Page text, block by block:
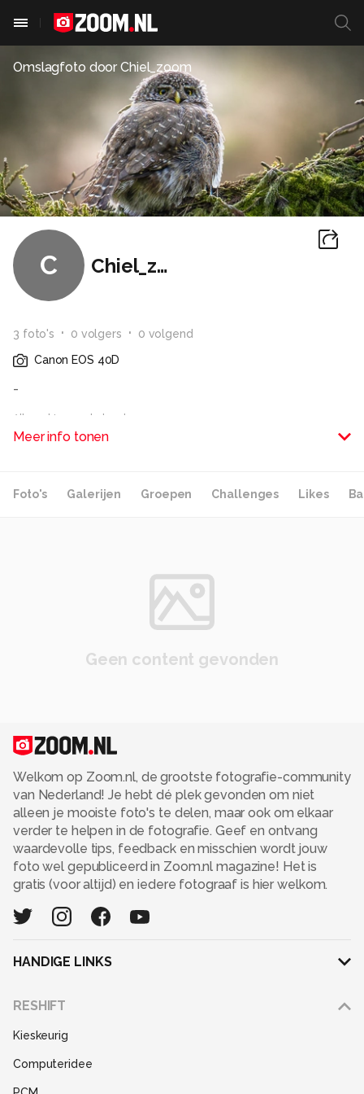
Omslagfoto doorChiel_zoom
C Chiel_zoom
3 foto's 0 volgers 0 volgend
Canon EOS 40D
-
Alle rechten voorbehouden
Meer info tonen
Foto's Galerijen Groepen Challenges Likes
Geen content gevonden
Welkom op Zoom.nl, de grootste fotografie-community
van Nederland! Je hebt dé plek gevonden om niet
alleen je mooiste foto's te delen, maar ook om elkaar
verder te helpen in de fotografie. Geef en ontvang
waardevolle tips, feedback en misschien wordt jouw
foto wel gepubliceerd in Zoom.nl magazine! Het is
gratis (voor altijd) en iedere fotograaf is hier welkom.
HANDIGE LINKS
RESHIFT
Kieskeurig
Computeridee